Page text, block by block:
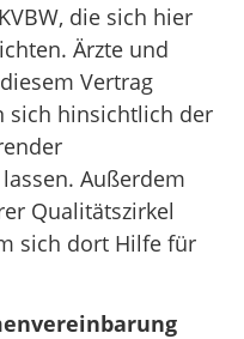
die sich hier
Ärzte und
Vertrag
sich hinsichtlich der
Außerdem
Qualitätszirkel
sich dort Hilfe für